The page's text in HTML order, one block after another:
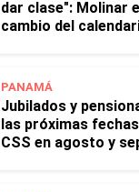
dar clase": Molinar
cambio del
PANAMÁ
Jubilados y
las próximas
CSS en agosto y